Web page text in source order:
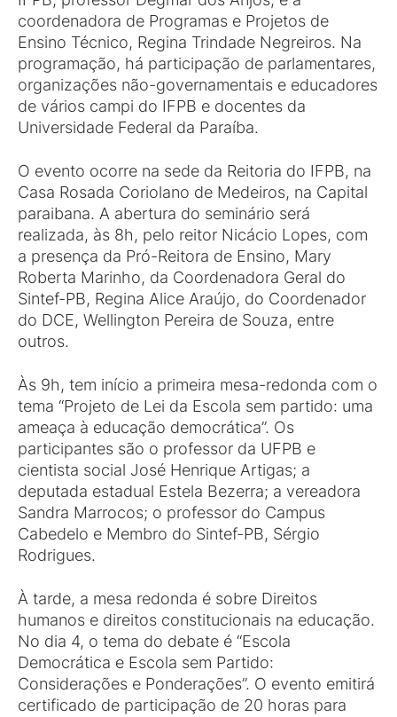
coordenadora de Programas e Projetos de
Ensino Técnico, Regina Trindade Negreiros. Na
programação, há participação de parlamentares,
organizações não-governamentais e educadores
de vários campi do IFPB e docentes da
Universidade Federal da Paraíba.
O evento ocorre na sede da Reitoria do IFPB, na
Casa Rosada Coriolano de Medeiros, na Capital
paraibana. A abertura do seminário será
realizada, às 8h, pelo reitor Nicácio Lopes, com
a presença da Pró-Reitora de Ensino, Mary
Roberta Marinho, da Coordenadora Geral do
Sintef-PB, Regina Alice Araújo, do Coordenador
do DCE, Wellington Pereira de Souza, entre
outros.
Às 9h, tem início a primeira mesa-redonda com o
tema “Projeto de Lei da Escola sem partido: uma
ameaça à educação democrática”. Os
participantes são o professor da UFPB e
cientista social José Henrique Artigas; a
deputada estadual Estela Bezerra; a vereadora
Sandra Marrocos; o professor do Campus
Cabedelo e Membro do Sintef-PB, Sérgio
Rodrigues.
À tarde, a mesa redonda é sobre Direitos
humanos e direitos constitucionais na educação.
No dia 4, o tema do debate é “Escola
Democrática e Escola sem Partido:
Considerações e Ponderações”. O evento emitirá
certificado de participação de 20 horas para